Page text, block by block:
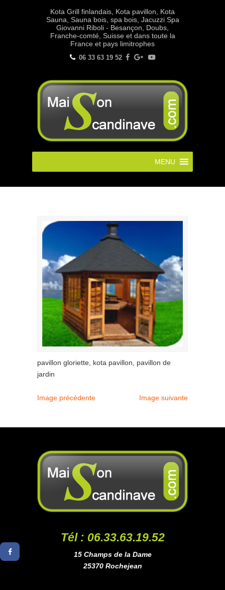
Kota Grill finlandais, Kota pavillon, Kota
Sauna, Sauna bois, spa bois, Jacuzzi Spa
Giovanni Riboli - Besançon, Doubs,
Franche-comté, Suisse et dans toute la
France et pays limitrophes
06 33 63 19 52
MENU
pavillon gloriette, kota pavillon, pavillon de
jardin
Image précédente Image suivante
Tél : 06.33.63.19.52
15 Champs de la Dame
25370 Rochejean